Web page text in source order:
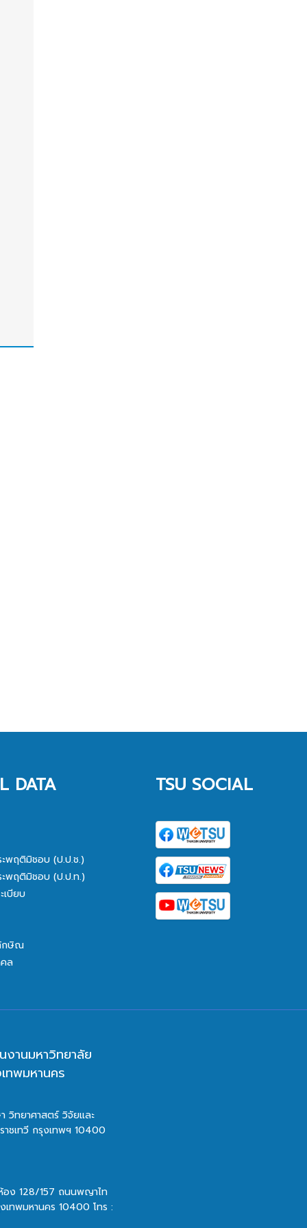
DATA
ะพฤติมิชอบ (ป.ป.ช.)
ะพฤติมิชอบ (ป.ป.ท.)
บียบ
กษิณ
ล
TSU SOCIAL
งานมหาวิทยาลัย
พมหานคร
วิทยาศาสตร์ วิจัยและ
ชเทวี กรุงเทพฯ 10400
อง 128/157 ถนนพญาไท
เทพมหานคร 10400 โทร :